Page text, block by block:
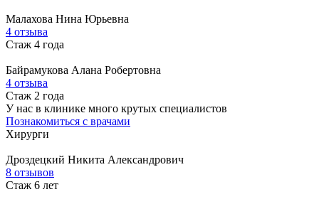
Малахова Нина Юрьевна
4 отзыва
Стаж 4 года
Байрамукова Алана Робертовна
4 отзыва
Стаж 2 года
У нас в клинике много крутых специалистов
Познакомиться с врачами
Хирурги
Дроздецкий Никита Александрович
8 отзывов
Стаж 6 лет